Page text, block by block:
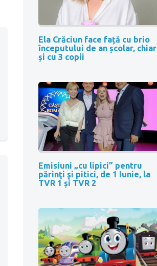
Ela Crăciun face față cu brio
începutului de an școlar, chiar
și cu 3 copii
Emisiuni „cu lipici” pentru
părinţi şi pitici, de 1 Iunie, la
TVR 1 și TVR 2